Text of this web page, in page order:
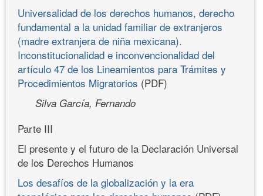
Universalidad de los derechos humanos, derecho
fundamental a la unidad familiar de extranjeros
(madre extranjera de niña mexicana).
Inconstitucionalidad e inconvencionalidad del
artículo 47 de los Lineamientos para Trámites y
Procedimientos Migratorios (PDF)
Silva García, Fernando
Parte III
El presente y el futuro de la Declaración Universal
de los Derechos Humanos
Los desafíos de la globalización y la era